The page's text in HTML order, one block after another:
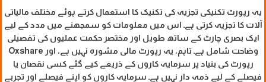
یہ رپورٹ تکنیکی تجزیہ کی تکنیک کا استعمال کرتے ہوئے مختلف مالیاتی
آلات کا تجزیہ کرتی ہے۔ اس میں معلومات کو سمجھنے میں مدد کے لیے
ایک بصری چارٹ کے ساتھ طویل اور مختصر حکمت عملیوں کی تفصیلی
وضاحت شامل ہے۔ تاہم، یہ رپورٹ مالی مشورہ نہیں ہے، اور Oxshare
رپورٹ کی بنیاد پر سرمایہ کاروں کے ذریعے کیے گئے کسی نقصان یا
فیصلے کے لیے ذمہ دار نہیں ہے۔ سرمایہ کاروں کو اپنے فیصلے اور تجربے